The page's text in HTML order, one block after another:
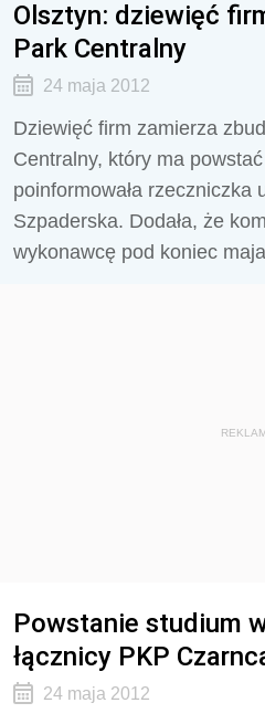
Olsztyn: dziewięć
Park Centralny
24 maja 2012
Dziewięć firm zamierza
Centralny, który ma
poinformowała rzeczniczka
Szpaderska. Dodała, że
wykonawcę pod koniec
Powstanie studium
łącznicy PKP
24 maja 2012